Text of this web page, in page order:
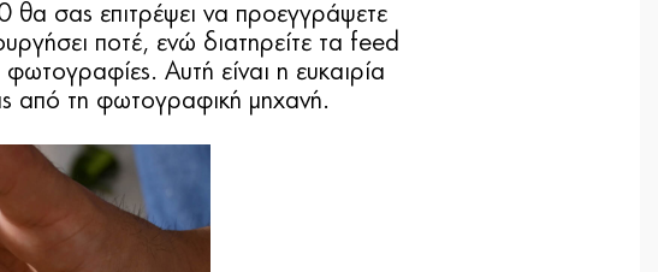
θα σας επιτρέψει να προεγγράψετε
ποτέ, ενώ διατηρείτε τα feed
Αυτή είναι η ευκαιρία
από τη φωτογραφική μηχανή.